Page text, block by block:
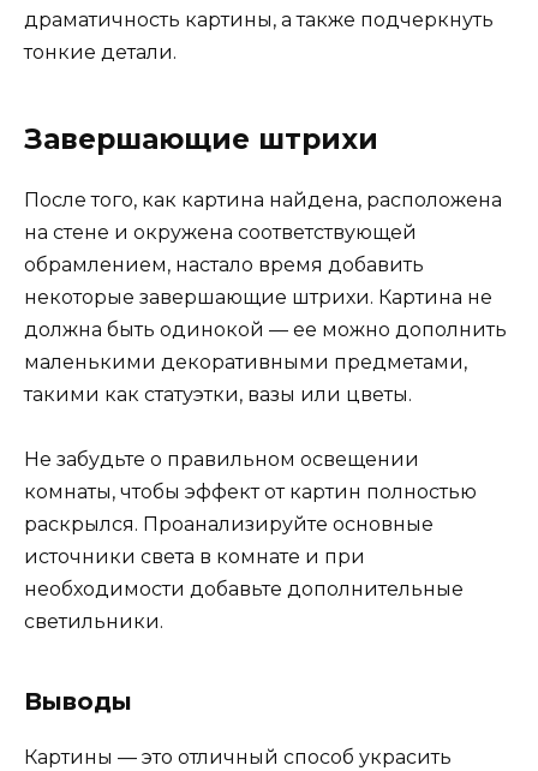
драматичность картины, а также подчеркнуть
тонкие детали.
Завершающие штрихи
После того, как картина найдена, расположена
на стене и окружена соответствующей
обрамлением, настало время добавить
некоторые завершающие штрихи. Картина не
должна быть одинокой — ее можно дополнить
маленькими декоративными предметами,
такими как статуэтки, вазы или цветы.
Не забудьте о правильном освещении
комнаты, чтобы эффект от картин полностью
раскрылся. Проанализируйте основные
источники света в комнате и при
необходимости добавьте дополнительные
светильники.
Выводы
Картины — это отличный способ украсить